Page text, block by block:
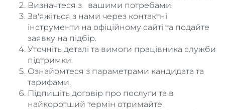
Визначтеся з вашими потребами
Зв'яжіться з нами через контактні
інструменти на офіційному сайті та подайте
заявку на підбір.
Уточніть деталі та вимоги працівника служби
підтримки.
Ознайомтеся з параметрами кандидата та
тарифами.
Підпишіть договір про послуги та в
найкоротший термін отримайте